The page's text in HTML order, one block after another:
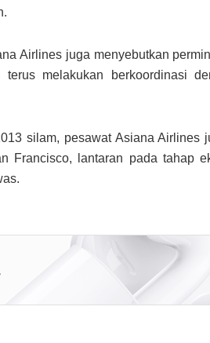
Airlines juga menyebutkan
melakukan berkoordinasi
silam, pesawat Asiana Airlines
Francisco, lantaran pada tahap